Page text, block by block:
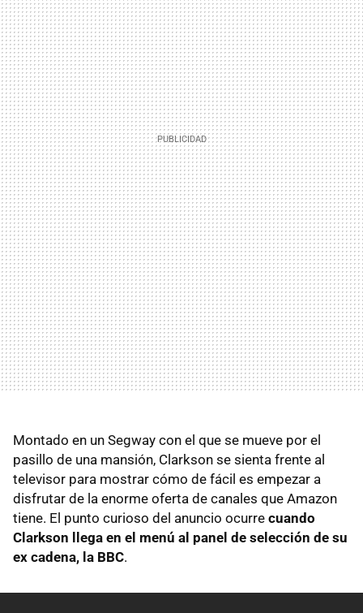
Montado en un Segway con el que se mueve por el
pasillo de una mansión, Clarkson se sienta frente al
televisor para mostrar cómo de fácil es empezar a
disfrutar de la enorme oferta de canales que Amazon
tiene. El punto curioso del anuncio ocurre cuando
Clarkson llega en el menú al panel de selección de su
ex cadena, la BBC.